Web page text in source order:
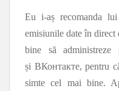
Eu i-aș recomanda
emisiunile date în
bine să
și ВКонтакте, pentru
simte cel mai bine.